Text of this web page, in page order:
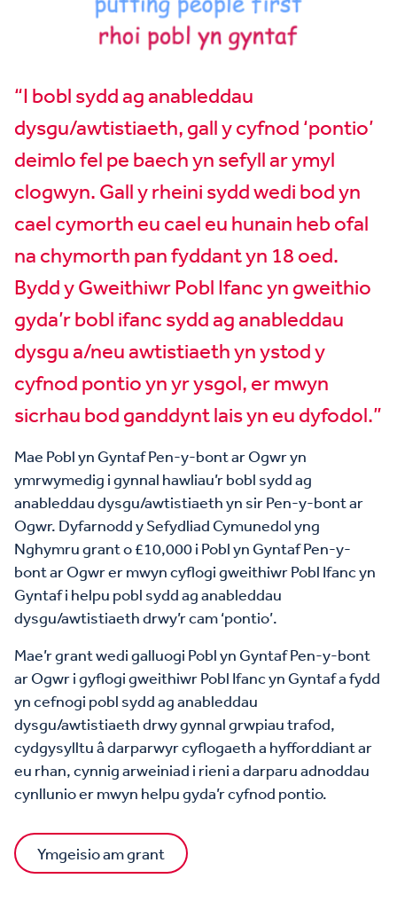
“I bobl sydd ag anableddau
dysgu/awtistiaeth, gall y cyfnod ‘pontio’
deimlo fel pe baech yn sefyll ar ymyl
clogwyn. Gall y rheini sydd wedi bod yn
cael cymorth eu cael eu hunain heb ofal
na chymorth pan fyddant yn 18 oed.
Bydd y Gweithiwr Pobl Ifanc yn gweithio
gyda’r bobl ifanc sydd ag anableddau
dysgu a/neu awtistiaeth yn ystod y
cyfnod pontio yn yr ysgol, er mwyn
sicrhau bod ganddynt lais yn eu dyfodol.”
Mae Pobl yn Gyntaf Pen-y-bont ar Ogwr yn
ymrwymedig i gynnal hawliau’r bobl sydd ag
anableddau dysgu/awtistiaeth yn sir Pen-y-bont ar
Ogwr. Dyfarnodd y Sefydliad Cymunedol yng
Nghymru grant o £10,000 i Pobl yn Gyntaf Pen-y-
bont ar Ogwr er mwyn cyflogi gweithiwr Pobl Ifanc yn
Gyntaf i helpu pobl sydd ag anableddau
dysgu/awtistiaeth drwy’r cam ‘pontio’.
Mae’r grant wedi galluogi Pobl yn Gyntaf Pen-y-bont
ar Ogwr i gyflogi gweithiwr Pobl Ifanc yn Gyntaf a fydd
yn cefnogi pobl sydd ag anableddau
dysgu/awtistiaeth drwy gynnal grwpiau trafod,
cydgysylltu â darparwyr cyflogaeth a hyfforddiant ar
eu rhan, cynnig arweiniad i rieni a darparu adnoddau
cynllunio er mwyn helpu gyda’r cyfnod pontio.
Ymgeisio am grant